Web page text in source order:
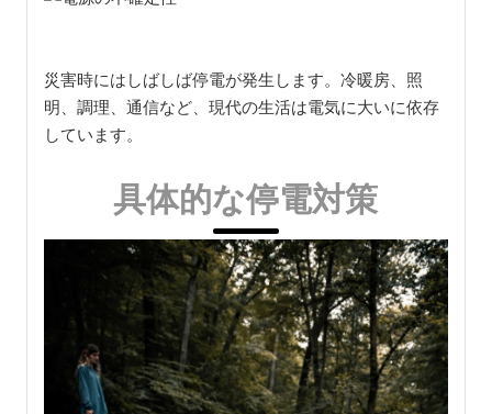
災害時にはしばしば停電が発生します。冷暖房、照
明、調理、通信など、現代の生活は電気に大いに依存
しています。
具体的な停電対策